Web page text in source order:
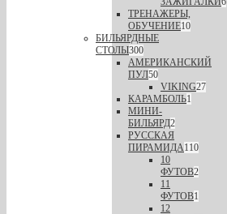
ТРЕНАЖЕРЫ,
ОБУЧЕНИЕ10
БИЛЬЯРДНЫЕ
СТОЛЫ300
АМЕРИКАНСКИЙ
ПУЛ50
VIKING27
КАРАМБОЛЬ1
МИНИ-
БИЛЬЯРД2
РУССКАЯ
ПИРАМИДА110
10
ФУТОВ2
11
ФУТОВ1
12